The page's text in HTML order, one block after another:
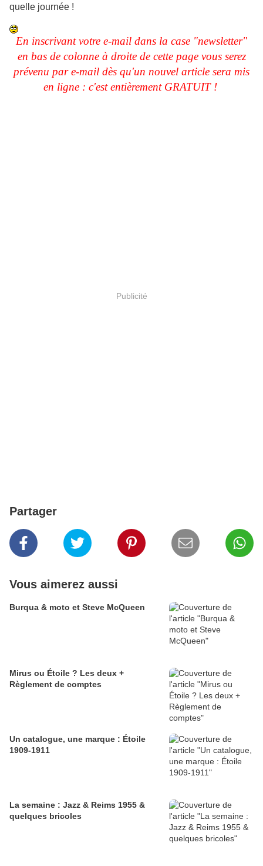
quelle journée !
En inscrivant votre e-mail dans la case "newsletter"
en bas de colonne à droite de cette page vous serez
prévenu par e-mail dès qu'un nouvel article sera mis
en ligne : c'est entièrement GRATUIT !
Publicité
Partager
Vous aimerez aussi
Burqua & moto et Steve McQueen
Mirus ou Étoile ? Les deux +
Règlement de comptes
Un catalogue, une marque : Étoile
1909-1911
La semaine : Jazz & Reims 1955 &
quelques bricoles